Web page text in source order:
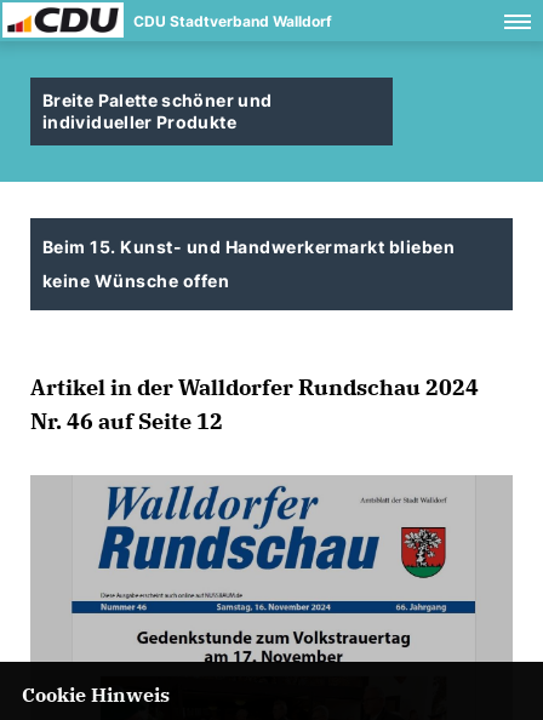
CDU Stadtverband Walldorf
Breite Palette schöner und
individueller Produkte
Beim 15. Kunst- und Handwerkermarkt blieben
keine Wünsche offen
Artikel in der Walldorfer Rundschau 2024
Nr. 46 auf Seite 12
Cookie Hinweis